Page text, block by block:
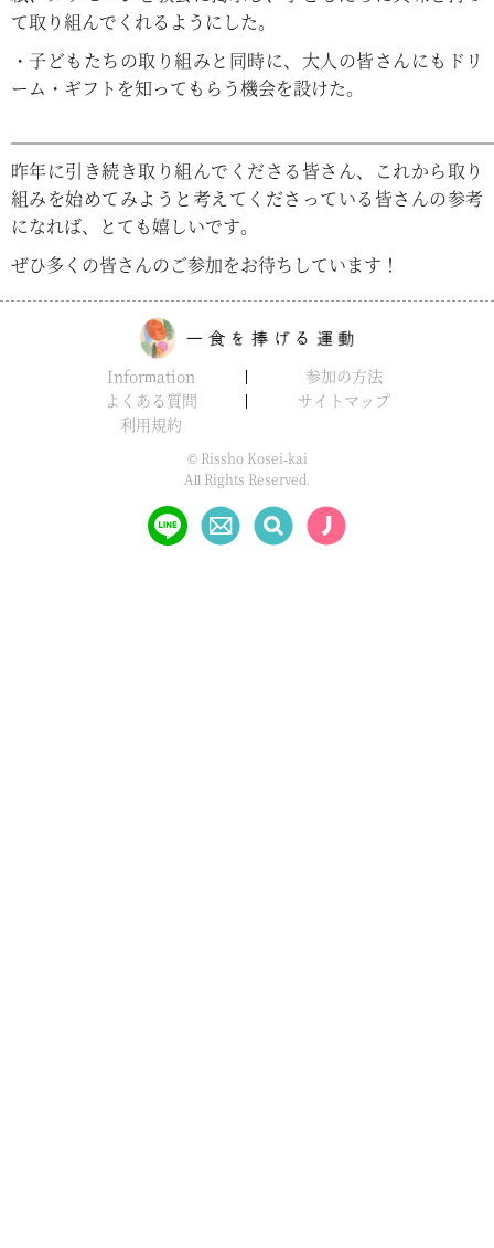
て取り組んでくれるようにした。
・子どもたちの取り組みと同時に、大人の皆さんにもドリ
ーム・ギフトを知ってもらう機会を設けた。
昨年に引き続き取り組んでくださる皆さん、これから取り
組みを始めてみようと考えてくださっている皆さんの参考
になれば、とても嬉しいです。
ぜひ多くの皆さんのご参加をお待ちしています！
Information
参加の方法
よくある質問
サイトマップ
利用規約
© Rissho Kosei-kai
All Rights Reserved.